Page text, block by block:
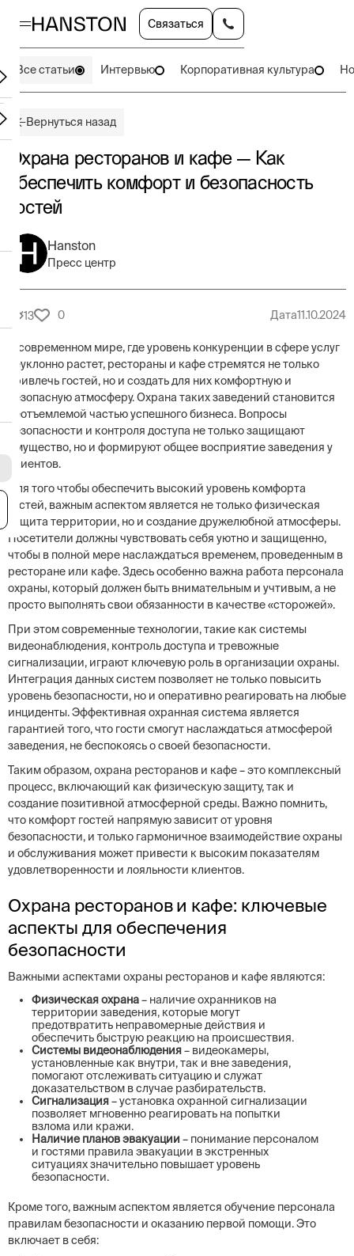
Связаться
Все статьи Интервью Корпоративная культура
Вернуться назад
Охрана ресторанов и кафе — Как
обеспечить комфорт и безопасность
гостей
Hanston
Пресс центр
13 0 Дата11.10.2024
В современном мире, где уровень конкуренции в сфере услуг
неуклонно растет, рестораны и кафе стремятся не только
привлечь гостей, но и создать для них комфортную и
безопасную атмосферу. Охрана таких заведений становится
неотъемлемой частью успешного бизнеса. Вопросы
безопасности и контроля доступа не только защищают
имущество, но и формируют общее восприятие заведения у
клиентов.
Для того чтобы обеспечить высокий уровень комфорта
гостей, важным аспектом является не только физическая
защита территории, но и создание дружелюбной атмосферы.
Посетители должны чувствовать себя уютно и защищенно,
чтобы в полной мере наслаждаться временем, проведенным в
ресторане или кафе. Здесь особенно важна работа персонала
охраны, который должен быть внимательным и учтивым, а не
просто выполнять свои обязанности в качестве «сторожей».
При этом современные технологии, такие как системы
видеонаблюдения, контроль доступа и тревожные
сигнализации, играют ключевую роль в организации охраны.
Интеграция данных систем позволяет не только повысить
уровень безопасности, но и оперативно реагировать на любые
инциденты. Эффективная охранная система является
гарантией того, что гости смогут наслаждаться атмосферой
заведения, не беспокоясь о своей безопасности.
Таким образом, охрана ресторанов и кафе – это комплексный
процесс, включающий как физическую защиту, так и
создание позитивной атмосферной среды. Важно помнить,
что комфорт гостей напрямую зависит от уровня
безопасности, и только гармоничное взаимодействие охраны
и обслуживания может привести к высоким показателям
удовлетворенности и лояльности клиентов.
Охрана ресторанов и кафе: ключевые
аспекты для обеспечения
безопасности
Важными аспектами охраны ресторанов и кафе являются:
Физическая охрана– наличие охранников на
территории заведения, которые могут
предотвратить неправомерные действия и
обеспечить быструю реакцию на происшествия.
Системы видеонаблюдения– видеокамеры,
установленные как внутри, так и вне заведения,
помогают отслеживать ситуацию и служат
доказательством в случае разбирательств.
Сигнализация– установка охранной сигнализации
позволяет мгновенно реагировать на попытки
взлома или кражи.
Наличие планов эвакуации – понимание персоналом
и гостями правила эвакуации в экстренных
ситуациях значительно повышает уровень
безопасности.
Кроме того, важным аспектом является обучение персонала
правилам безопасности и оказанию первой помощи. Это
включает в себя: